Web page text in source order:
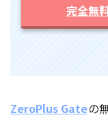
完全無
ZeroPlus Gateの